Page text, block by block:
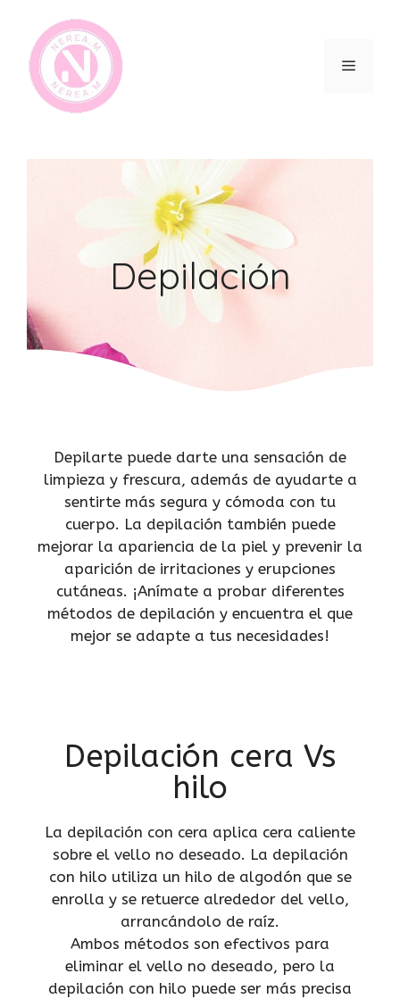
Depilación
Depilarte puede darte una sensación de
limpieza y frescura, además de ayudarte a
sentirte más segura y cómoda con tu
cuerpo. La depilación también puede
mejorar la apariencia de la piel y prevenir la
aparición de irritaciones y erupciones
cutáneas. ¡Anímate a probar diferentes
métodos de depilación y encuentra el que
mejor se adapte a tus necesidades!
Depilación cera Vs
hilo
La depilación con cera aplica cera caliente
sobre el vello no deseado. La depilación
con hilo utiliza un hilo de algodón que se
enrolla y se retuerce alrededor del vello,
arrancándolo de raíz.
Ambos métodos son efectivos para
eliminar el vello no deseado, pero la
depilación con hilo puede ser más precisa